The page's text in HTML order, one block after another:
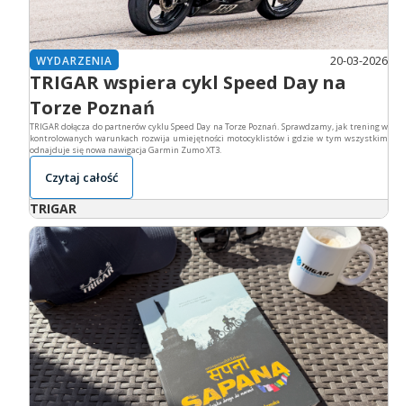
WYDARZENIA 20-03-2026
TRIGAR wspiera cykl Speed Day na
Torze Poznań
TRIGAR dołącza do partnerów cyklu Speed Day na Torze Poznań. Sprawdzamy, jak trening w
kontrolowanych warunkach rozwija umiejętności motocyklistów i gdzie w tym wszystkim
odnajduje się nowa nawigacja Garmin Zumo XT3.
Czytaj całość
TRIGAR